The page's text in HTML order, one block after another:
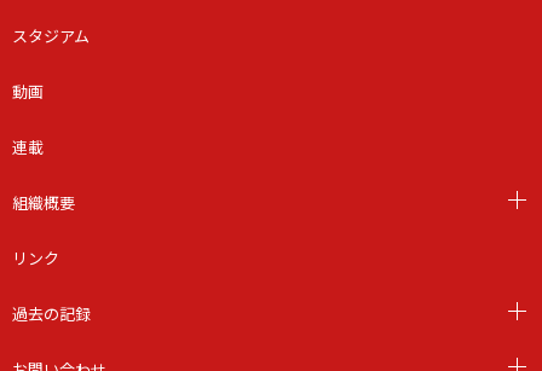
スタジアム
動画
連載
組織概要
リンク
過去の記録